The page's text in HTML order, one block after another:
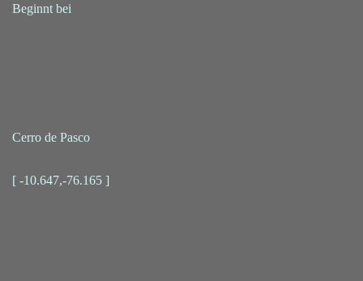
Beginnt bei
Cerro de Pasco
[ -10.647,-76.165 ]